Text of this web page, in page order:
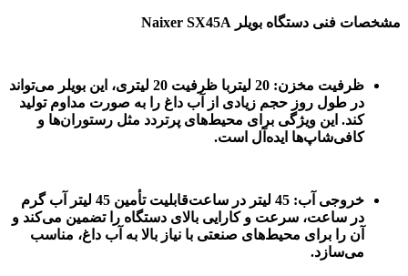
مشخصات فنی دستگاه بویلر Naixer SX45A
ظرفیت مخزن: 20 لیتر با ظرفیت 20 لیتری، این بویلر می‌تواند
در طول روز حجم زیادی از آب داغ را به صورت مداوم تولید
کند. این ویژگی برای محیط‌های پرتردد مثل رستوران‌ها و
کافی‌شاپ‌ها ایده‌آل است.
خروجی آب: 45 لیتر در ساعت قابلیت تأمین 45 لیتر آب گرم
در ساعت، سرعت و کارایی بالای دستگاه را تضمین می‌کند و
آن را برای محیط‌های صنعتی با نیاز بالا به آب داغ، مناسب
می‌سازد.